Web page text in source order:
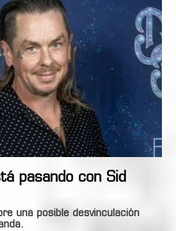
pasando con Sid
una posible desvinculación